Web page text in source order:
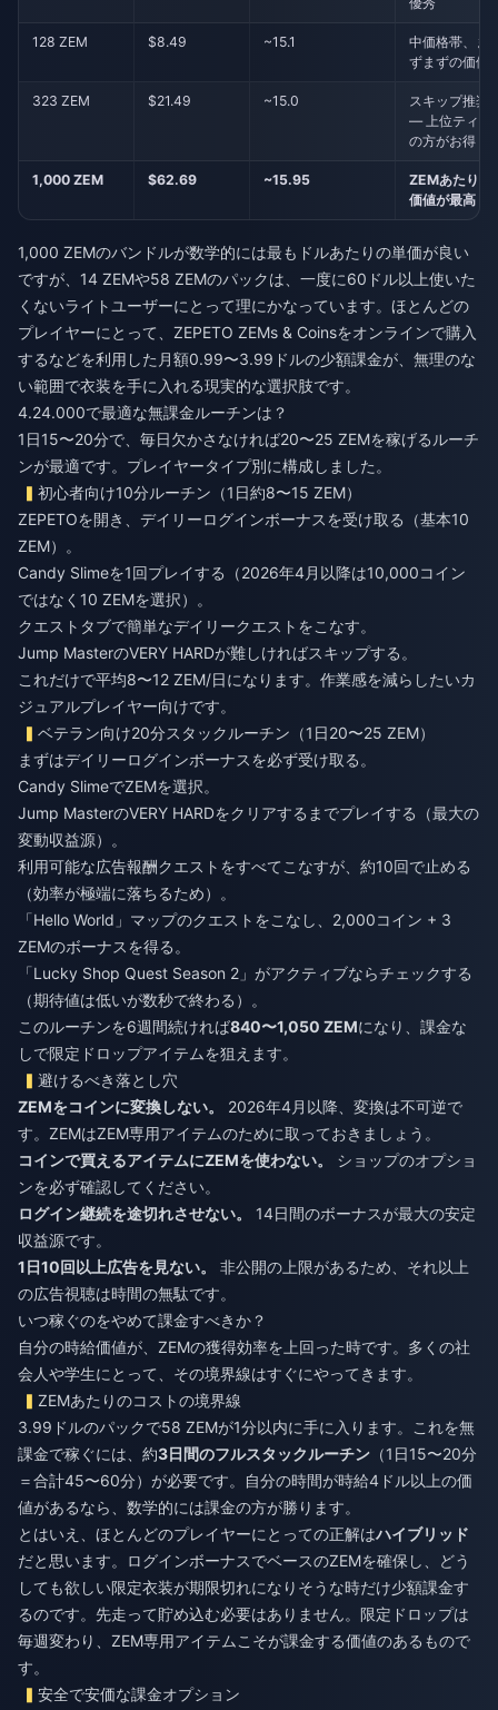
128 ZEM $8.49 ~15.1
中価格帯、ま
ずまずの価値
323 ZEM $21.49 ~15.0
スキップ推奨
— 上位ティア
の方がお得
1,000 ZEM $62.69 ~15.95
ZEMあたりの
価値が最高
1,000 ZEMのバンドルが数学的には最もドルあたりの単価が良い
ですが、14 ZEMや58 ZEMのパックは、一度に60ドル以上使いた
くないライトユーザーにとって理にかなっています。ほとんどの
プレイヤーにとって、 ZEPETO ZEMs & Coinsをオンラインで購入
するなどを利用した月額0.99〜3.99ドルの少額課金が、無理のな
い範囲で衣装を手に入れる現実的な選択肢です。
4.24.000で最適な無課金ルーチンは？
1日15〜20分で、毎日欠かさなければ20〜25 ZEMを稼げるルーチ
ンが最適です。プレイヤータイプ別に構成しました。
初心者向け10分ルーチン（1日約8〜15 ZEM）
ZEPETOを開き、デイリーログインボーナスを受け取る（基本10
ZEM）。
Candy Slimeを1回プレイする（2026年4月以降は10,000コイン
ではなく10 ZEMを選択）。
クエストタブで簡単なデイリークエストをこなす。
Jump MasterのVERY HARDが難しければスキップする。
これだけで平均8〜12 ZEM/日になります。作業感を減らしたいカ
ジュアルプレイヤー向けです。
ベテラン向け20分スタックルーチン（1日20〜25 ZEM）
まずはデイリーログインボーナスを必ず受け取る。
Candy SlimeでZEMを選択。
Jump MasterのVERY HARDをクリアするまでプレイする（最大の
変動収益源）。
利用可能な広告報酬クエストをすべてこなすが、約10回で止める
（効率が極端に落ちるため）。
「Hello World」マップのクエストをこなし、2,000コイン + 3
ZEMのボーナスを得る。
「Lucky Shop Quest Season 2」がアクティブならチェックする
（期待値は低いが数秒で終わる）。
このルーチンを6週間続ければ840〜1,050 ZEMになり、課金な
しで限定ドロップアイテムを狙えます。
避けるべき落とし穴
ZEMをコインに変換しない。
2026年4月以降、変換は不可逆で
す。ZEMはZEM専用アイテムのために取っておきましょう。
コインで買えるアイテムにZEMを使わない。
ショップのオプショ
ンを必ず確認してください。
ログイン継続を途切れさせない。
14日間のボーナスが最大の安定
収益源です。
1日10回以上広告を見ない。
非公開の上限があるため、それ以上
の広告視聴は時間の無駄です。
いつ稼ぐのをやめて課金すべきか？
自分の時給価値が、ZEMの獲得効率を上回った時です。多くの社
会人や学生にとって、その境界線はすぐにやってきます。
ZEMあたりのコストの境界線
3.99ドルのパックで58 ZEMが1分以内に手に入ります。これを無
課金で稼ぐには、約3日間のフルスタックルーチン （1日15〜20分
＝合計45〜60分）が必要です。自分の時間が時給4ドル以上の価
値があるなら、数学的には課金の方が勝ります。
とはいえ、ほとんどのプレイヤーにとっての正解はハイブリッド
だと思います。ログインボーナスでベースのZEMを確保し、どう
しても欲しい限定衣装が期限切れになりそうな時だけ少額課金す
るのです。先走って貯め込む必要はありません。限定ドロップは
毎週変わり、ZEM専用アイテムこそが課金する価値のあるもので
す。
安全で安価な課金オプション